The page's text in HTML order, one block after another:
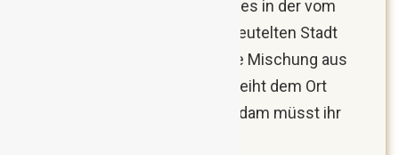
Niederlande dar. Zu sehen gibt es in der vom
Zweiten Weltkrieg schwer gebeutelten Stadt
wirklich beeindruckend viel! Die Mischung aus
alter und neuer Architektur verleiht dem Ort
unheimlich viel Charme. Rotterdam müsst ihr